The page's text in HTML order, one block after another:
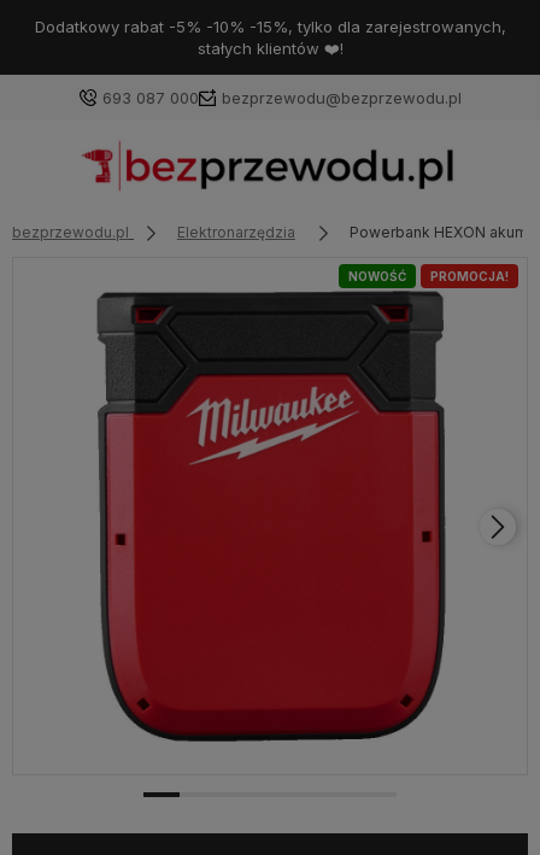
Dodatkowy rabat -5% -10% -15%, tylko dla zarejestrowanych,
stałych klientów ❤️!
693 087 000 bezprzewodu@bezprzewodu.pl
bezprzewodu.pl Elektronarzędzia Powerbank HEXON
PROMOCJA!
NOWOŚĆ